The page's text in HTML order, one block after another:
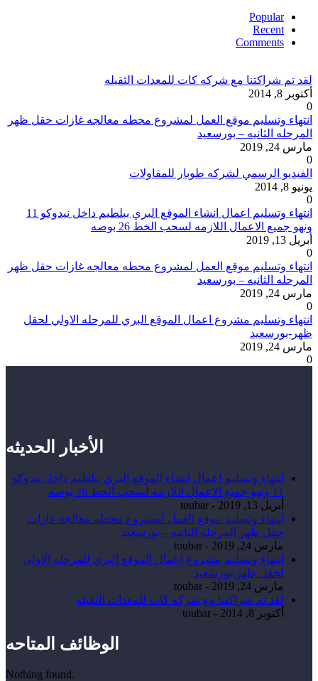
Popular
Recent
Comments
لقد تم شراكتنا مع شركه كات للمعدات الثقيله
أكتوبر 8, 2014
0
انتهاء وتسليم موقع العمل لمشروع محطه معالجه غازات حقل ظهر
المرحله الثانيه – بورسعيد
مارس 24, 2019
0
الفيديو الرسمي لشركه طوبار للمقاولات
يونيو 8, 2014
0
انتهاء وتسليم اعمال انشاء الموقع البري ببلطيم داخل نيدوكو 11
ونهو جميع الاعمال اللازمه لسحب الخط 26 بوصه
أبريل 13, 2019
0
انتهاء وتسليم موقع العمل لمشروع محطه معالجه غازات حقل ظهر
المرحله الثانيه – بورسعيد
مارس 24, 2019
0
انتهاء وتسليم مشروع اعمال الموقع البري للمرحله الاولي لحقل
ظهر-بورسعيد
مارس 24, 2019
0
الأخبار الحديثه
انتهاء وتسليم اعمال انشاء الموقع البري ببلطيم داخل نيدوكو
11 ونهو جميع الاعمال اللازمه لسحب الخط 26 بوصه
أبريل 13, 2019
-
toubar
انتهاء وتسليم موقع العمل لمشروع محطه معالجه غازات
حقل ظهر المرحله الثانيه – بورسعيد
مارس 24, 2019
-
toubar
انتهاء وتسليم مشروع اعمال الموقع البري للمرحله الاولي
لحقل ظهر-بورسعيد
مارس 24, 2019
-
toubar
لقد تم شراكتنا مع شركه كات للمعدات الثقيله
أكتوبر 8, 2014
-
toubar
الوظائف المتاحه
Nothing found.